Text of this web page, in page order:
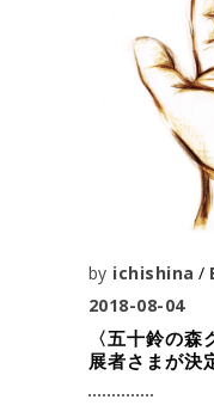
by ichishina
2018-08-04
〈五十鈴の
展者さまが決